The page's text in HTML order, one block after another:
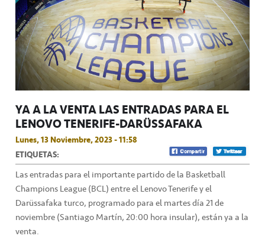
YA A LA VENTA LAS ENTRADAS PARA EL
LENOVO TENERIFE-DARÜSSAFAKA
Lunes, 13 Noviembre, 2023 - 11:58
ETIQUETAS:
Las entradas para el importante partido de la Basketball
Champions League (BCL) entre el Lenovo Tenerife y el
Darüssafaka turco, programado para el martes día 21 de
noviembre (Santiago Martín, 20:00 hora insular), están ya a la
venta.